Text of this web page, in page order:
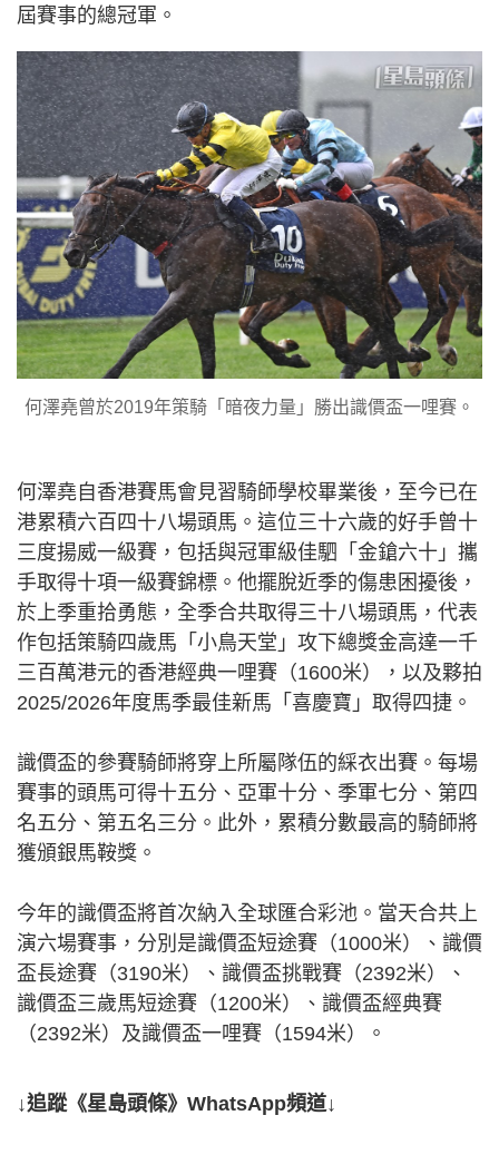
屆賽事的總冠軍。
何澤堯曾於2019年策騎「暗夜力量」勝出識價盃一哩賽。
何澤堯自香港賽馬會見習騎師學校畢業後，至今已在
港累積六百四十八場頭馬。這位三十六歲的好手曾十
三度揚威一級賽，包括與冠軍級佳駟「金鎗六十」攜
手取得十項一級賽錦標。他擺脫近季的傷患困擾後，
於上季重拾勇態，全季合共取得三十八場頭馬，代表
作包括策騎四歲馬「小鳥天堂」攻下總獎金高達一千
三百萬港元的香港經典一哩賽（1600米），以及夥拍
2025/2026年度馬季最佳新馬「喜慶寶」取得四捷。
識價盃的參賽騎師將穿上所屬隊伍的綵衣出賽。每場
賽事的頭馬可得十五分、亞軍十分、季軍七分、第四
名五分、第五名三分。此外，累積分數最高的騎師將
獲頒銀馬鞍獎。
今年的識價盃將首次納入全球匯合彩池。當天合共上
演六場賽事，分別是識價盃短途賽（1000米）、識價
盃長途賽（3190米）、識價盃挑戰賽（2392米）、
識價盃三歲馬短途賽（1200米）、識價盃經典賽
（2392米）及識價盃一哩賽（1594米）。
↓追蹤《星島頭條》WhatsApp頻道↓